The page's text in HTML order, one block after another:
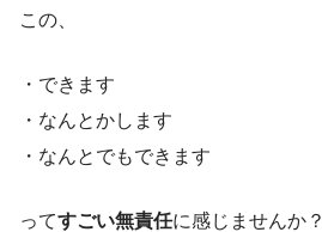
この、
・できます
・なんとかします
・なんとでもできます
ってすごい無責任に感じませんか？